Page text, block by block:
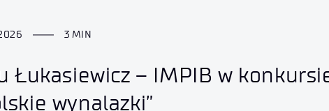
3 MIN
Łukasiewicz – IMPIB w
wynalazki”